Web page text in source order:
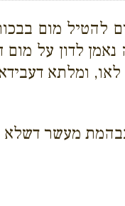
להטיל מום
לדון על
ומלתא
מעשר דשלא